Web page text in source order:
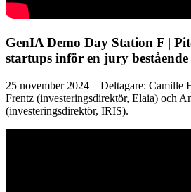
GenIA Demo Day Station F |
startups inför en jury
25 november 2024 – Deltagare: Camille
Frentz (investeringsdirektör, Elaia) och
(investeringsdirektör, IRIS).